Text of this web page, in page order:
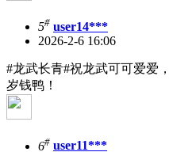
5# user14***
2026-2-6 16:06
#龙武长青#祝龙武可可爱爱
岁钱鸭！
6# user11***